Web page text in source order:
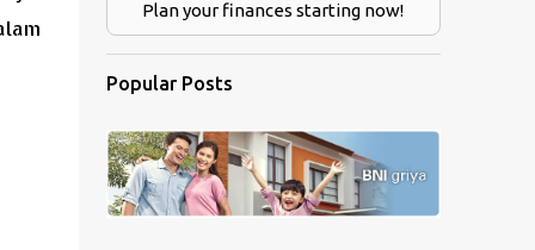
Plan your finances starting now!
Popular Posts